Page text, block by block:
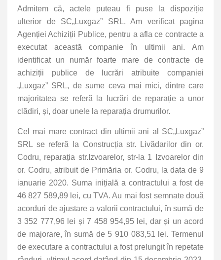
Admitem că, actele puteau fi puse la dispoziție
ulterior de SC„Luxgaz” SRL. Am verificat pagina
Agenției Achiziții Publice, pentru a afla ce contracte a
executat această companie în ultimii ani. Am
identificat un număr foarte mare de contracte de
achiziții publice de lucrări atribuite companiei
„Luxgaz” SRL, de sume ceva mai mici, dintre care
majoritatea se referă la lucrări de reparație a unor
clădiri, și, doar unele la reparația drumurilor.
Cel mai mare contract din ultimii ani al SC„Luxgaz”
SRL se referă la Construcția str. Livădarilor din or.
Codru, reparația str.Izvoarelor, str-la 1 Izvoarelor din
or. Codru, atribuit de Primăria or. Codru, la data de 9
ianuarie 2020. Suma inițială a contractului a fost de
46 827 589,89 lei, cu TVA. Au mai fost semnate două
acorduri de ajustare a valorii contractului, în sumă de
3 352 777,96 lei și 7 458 954,95 lei, dar și un acord
de majorare, în sumă de 5 910 083,51 lei. Termenul
de executare a contractului a fost prelungit în repetate